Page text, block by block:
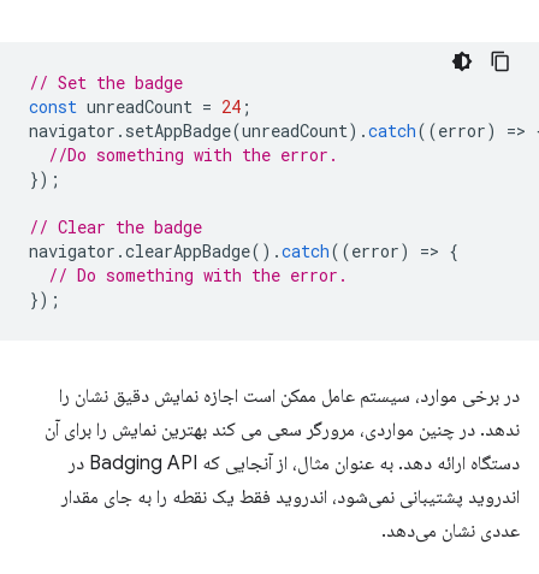
// Set the badge
const unreadCount = 24 ;
navigator . setAppBadge(unreadCount).catch((error) =>
//Do something with the error.
});
// Clear the badge
navigator .clearAppBadge().catch((error) => {
// Do something with the error.
});
در برخی موارد، سیستم عامل ممکن است اجازه نمایش دقیق نشان را
ندهد. در چنین مواردی، مرورگر سعی می کند بهترین نمایش را برای آن
دستگاه ارائه دهد. به عنوان مثال، از آنجایی که Badging API در
اندروید پشتیبانی نمی‌شود، اندروید فقط یک نقطه را به جای مقدار
عددی نشان می‌دهد.